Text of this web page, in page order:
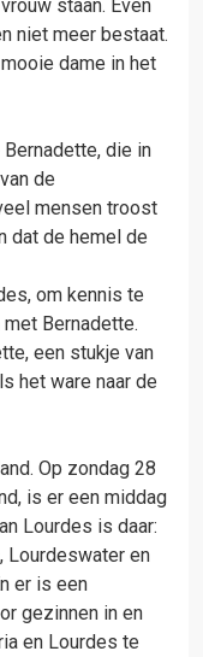
staan. Even
niet meer bestaat.
dame in het
die in
de
mensen troost
dat de hemel de
om kennis te
Bernadette.
een stukje van
het ware naar de
Op zondag 28
is er een middag
Lourdes is daar:
Lourdeswater en
er is een
gezinnen in en
en Lourdes te